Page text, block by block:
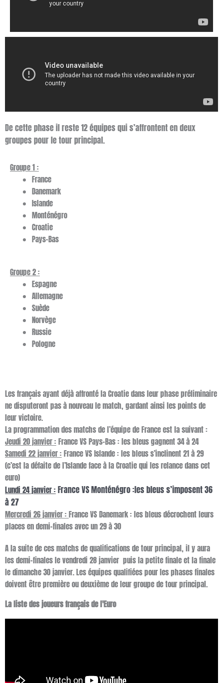
De cette phase il reste 12 équipes qui s’affrontent en deux
groupes pour le tour principal.
Groupe 1 :
France
Danemark
Islande
Monténégro
Croatie
Pays-Bas
Groupe 2 :
Espagne
Allemagne
Suède
Norvège
Russie
Pologne
Les français ayant déjà affronté la Croatie dans leur phase préliminaire
ne disputeront pas à nouveau le match, gardant ainsi les points de
leur victoire.
La programmation des matchs de l’équipe de France est la suivant :
Jeudi 20 janvier : France VS Pays-Bas : les bleus gagnent 34à 24
Samedi 22 janvier : France VS Islande : les bleus s’inclinent 21 à 29
(c’est la défaite de l’Islande face à la Croatie qui les relance dans cet
euro)
Lundi 24 janvier : France VS Monténégro :les bleus s’imposent 36
à 27
Mercredi 26 janvier : France VS Danemark : les bleus décrochent leurs
places en demi-finales avec un 29 à 30
A la suite de ces matchs de qualifications de tour principal, il y aura
les demi-finales le vendredi 28 janvier puis la petite finale et la finale
le dimanche 30 janvier. Les équipes qualifiées pour les phases finales
doivent être première ou deuxième de leur groupe de tour principal.
La liste des joueurs français de l'Euro